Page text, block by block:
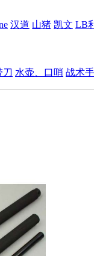
汉道 山猪 凯文 LB
刀 水壶、口哨 战术